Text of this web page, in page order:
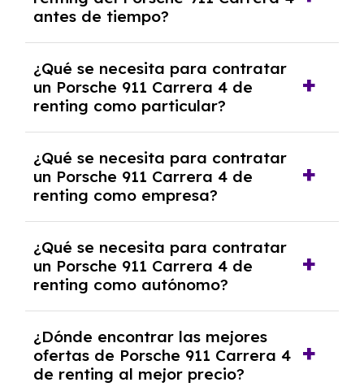
debido al resultado del estudio de viabilidad
económica.
antes de tiempo?
pero puede haber penalizaciones por
cancelación anticipada. Es importante revisar
las condiciones del contrato y hablar con un
experto que te asesore.
¿Qué se necesita para contratar
un Porsche 911 Carrera 4 de
renting como particular?
y, en algunos casos, una consulta de solvencia
crediticia y un pago inicial.
¿Qué se necesita para contratar
un Porsche 911 Carrera 4 de
renting como empresa?
documentación financiera y, en algunos
casos, un informe de solvencia de la empresa
y un pago inicial.
¿Qué se necesita para contratar
un Porsche 911 Carrera 4 de
renting como autónomo?
autónomos, justificante de ingresos y, en
algunos casos, un informe fiscal y un pago
inicial.
¿Dónde encontrar las mejores
ofertas de Porsche 911 Carrera 4
de renting al mejor precio?